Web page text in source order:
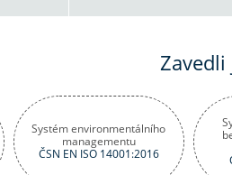
Systém environmentálního
managementu
ČSN EN ISO 14001:2016